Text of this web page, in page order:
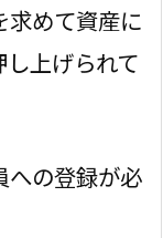
求めて資産に
上げられて
への登録が必